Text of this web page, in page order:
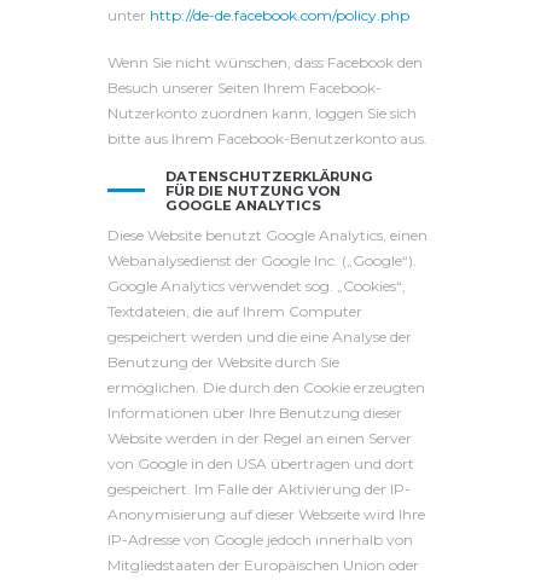
unter http://de-de.facebook.com/policy.php
Wenn Sie nicht wünschen, dass Facebook den
Besuch unserer Seiten Ihrem Facebook-
Nutzerkonto zuordnen kann, loggen Sie sich
bitte aus Ihrem Facebook-Benutzerkonto aus.
DATENSCHUTZERKLÄRUNG
FÜR DIE NUTZUNG VON
GOOGLE ANALYTICS
Diese Website benutzt Google Analytics, einen
Webanalysedienst der Google Inc. („Google“).
Google Analytics verwendet sog. „Cookies“,
Textdateien, die auf Ihrem Computer
gespeichert werden und die eine Analyse der
Benutzung der Website durch Sie
ermöglichen. Die durch den Cookie erzeugten
Informationen über Ihre Benutzung dieser
Website werden in der Regel an einen Server
von Google in den USA übertragen und dort
gespeichert. Im Falle der Aktivierung der IP-
Anonymisierung auf dieser Webseite wird Ihre
IP-Adresse von Google jedoch innerhalb von
Mitgliedstaaten der Europäischen Union oder